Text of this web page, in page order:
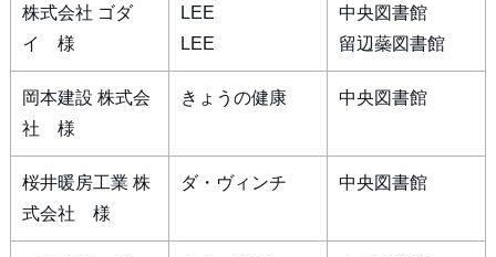
株式会社 ゴダ
イ 様
LEE
LEE
中央図書館
留辺蘂図書館
岡本建設 株式会
社 様
きょうの健康 中央図書館
桜井暖房工業 株
式会社 様
ダ・ヴィンチ 中央図書館